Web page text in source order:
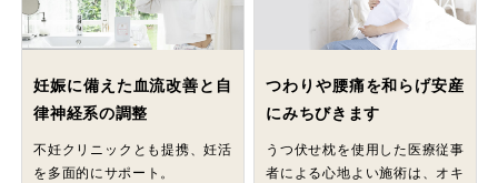
妊娠に備えた血流改善と自
律神経系の調整
不妊クリニックとも提携、妊活
を多面的にサポート。
つわりや腰痛を和らげ安産
にみちびきます
うつ伏せ枕を使用した医療従事
者による心地よい施術は、オキ